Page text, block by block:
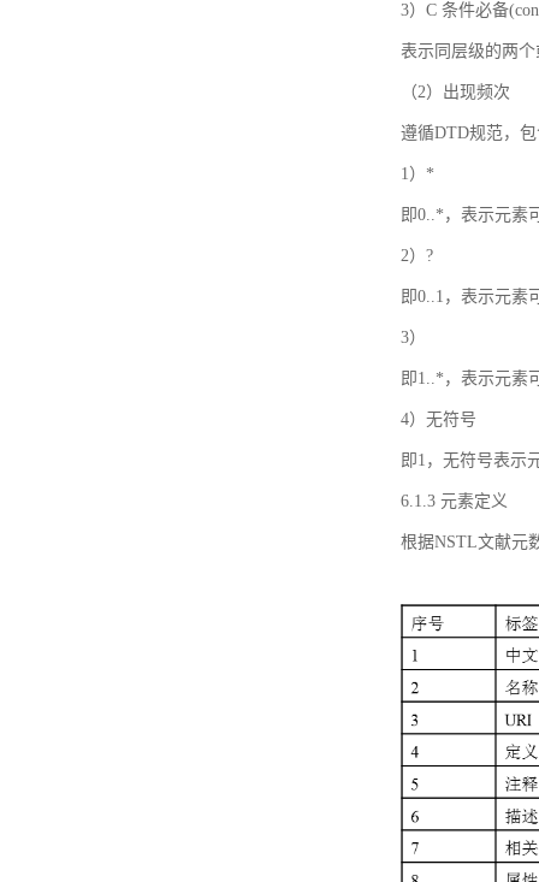
3）C 条件必备
表示同层级的两
（2）出现频次
遵循DTD规范，
1）*
即0..*，表示元素
2）?
即0..1，表示元素
3）
即1..*，表示元素
4）无符号
即1，无符号表示
6.1.3 元素定义
根据NSTL文献元